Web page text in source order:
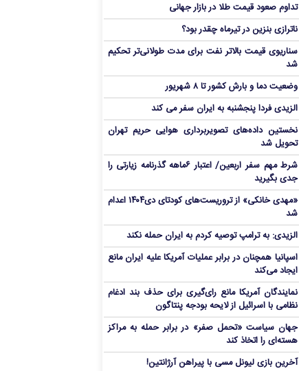
تداوم صعود قیمت طلا در بازار جهانی
ناترازی بنزین در تیرماه چقدر بود؟
سناریوی قیمت بالاتر نفت برای مدت طولانی‌تر تحکیم
شد
وضعیت دما و بارش کشور تا ۸ شهریور
الزیدی فردا پنجشنبه به ایران سفر می کند
نخستین داده‌های تصویربرداری هوایی حریم تهران
تحویل شد
شرط مهم سفر اربعین/ اعتبار ۶ماهه گذرنامه زیارتی را
جدی بگیرید
«مهدی خانکی» از تروریست‌های کودتای دی۱۴۰۴ اعدام
شد
الزیدی: به ترامپ توصیه کردم به ایران حمله نکند
اسپانیا همچنان در برابر عملیات آمریکا علیه ایران مانع
ایجاد می‌کند
نمایندگان آمریکا مانع رای‌گیری برای حذف بند ادغام
نظامی با اسرائیل از لایحه بودجه پنتاگون
جهان سیاست «تحمل صفر» در برابر حمله به مراکز
هسته‌ای را اتخاذ کند
آخرین بازی لیونل مسی با پیراهن آرژانتین!